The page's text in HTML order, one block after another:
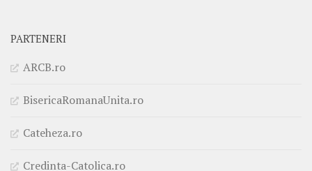
PARTENERI
ARCB.ro
BisericaRomanaUnita.ro
Cateheza.ro
Credinta-Catolica.ro